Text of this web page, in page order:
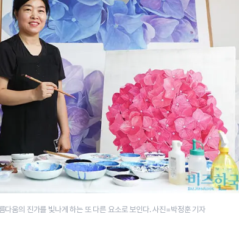
다움의 진가를 빛나게 하는 또 다른 요소로 보인다.​ 사진=박정훈 기자